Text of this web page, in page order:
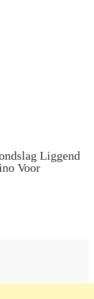
Liggend
Voor